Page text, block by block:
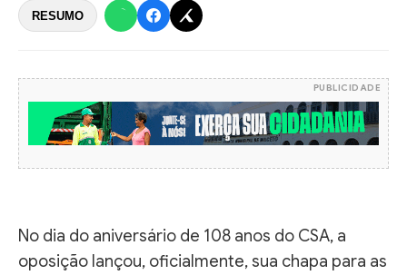
RESUMO
PUBLICIDADE
No dia do aniversário de 108 anos do CSA, a
oposição lançou, oficialmente, sua chapa para as